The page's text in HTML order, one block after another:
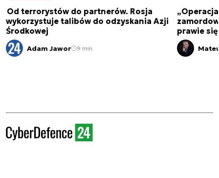
Od terrorystów do partnerów. Rosja
wykorzystuje talibów do odzyskania Azji
Środkowej
Adam Jawor 9 min.
prawie